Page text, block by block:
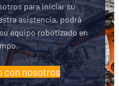
para iniciar su
asistencia, podrá
equipo robotizado en
con nosotros